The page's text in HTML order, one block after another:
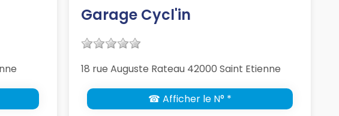
Garage Cycl'in
18 rue Auguste Rateau 42000 Saint Etienne
☎ Afficher le N° *